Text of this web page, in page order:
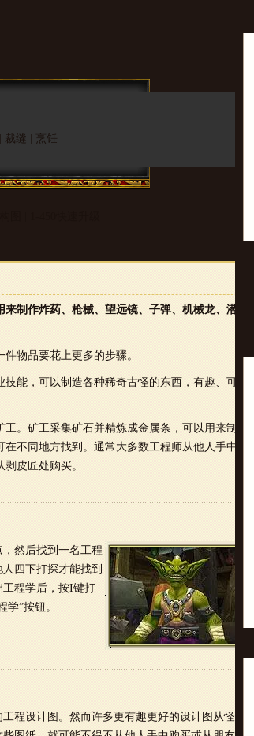
裁缝
烹饪
制作炸药、枪械、望远镜、子弹、机械龙、潜水面
物品要花上更多的步骤。
能，可以制造各种稀奇古怪的东西，有趣、可娱乐
。矿工采集矿石并精炼成金属条，可以用来制造大
不同地方找到。通常大多数工程师从他人手中购买
皮匠处购买。
然后找到一名工程
四下打探才能找到
程学后，按I键打
”按钮。
程设计图。然而许多更有趣更好的设计图从怪物身